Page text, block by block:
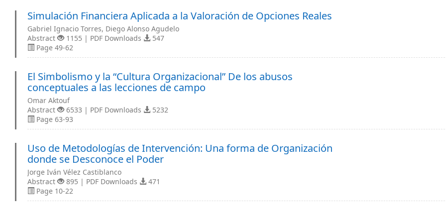
Simulación Financiera Aplicada a la Valoración de Opciones Reales
Gabriel Ignacio Torres, Diego Alonso Agudelo
Abstract
1155 | PDF Downloads
547
Page 49-62
El Simbolismo y la “Cultura Organizacional” De los abusos
conceptuales a las lecciones de campo
Omar Aktouf
Abstract
6533 | PDF Downloads
5232
Page 63-93
Uso de Metodologías de Intervención: Una forma de Organización
donde se Desconoce el Poder
Jorge Iván Vélez Castiblanco
Abstract
895 | PDF Downloads
471
Page 10-22